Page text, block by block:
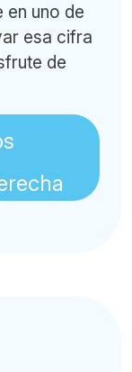
uno de
esa cifra
de